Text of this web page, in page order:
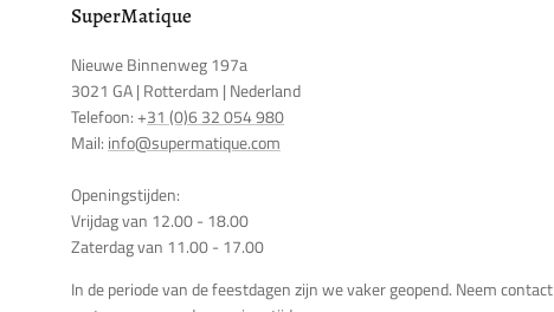
SuperMatique
Nieuwe Binnenweg 197a
3021 GA | Rotterdam | Nederland
Telefoon: +31 (0)6 32 054 980
Mail: info@supermatique.com
Openingstijden:
Vrijdag van 12.00 - 18.00
Zaterdag van 11.00 - 17.00
In de periode van de feestdagen zijn we vaker geopend. Neem contact